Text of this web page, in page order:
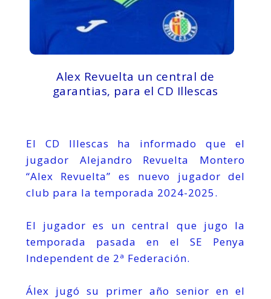
Alex Revuelta un central de
garantias, para el CD Illescas
El CD Illescas ha informado que el
jugador Alejandro Revuelta Montero
“Alex Revuelta” es nuevo jugador del
club para la temporada 2024-2025.
El jugador es un central que jugo la
temporada pasada en el SE Penya
Independent de 2ª Federación.
Álex jugó su primer año senior en el